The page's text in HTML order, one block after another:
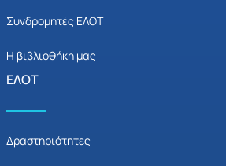
Συνδρομητές ΕΛΟΤ
Η βιβλιοθήκη μας
ΕΛΟΤ
Δραστηριότητες